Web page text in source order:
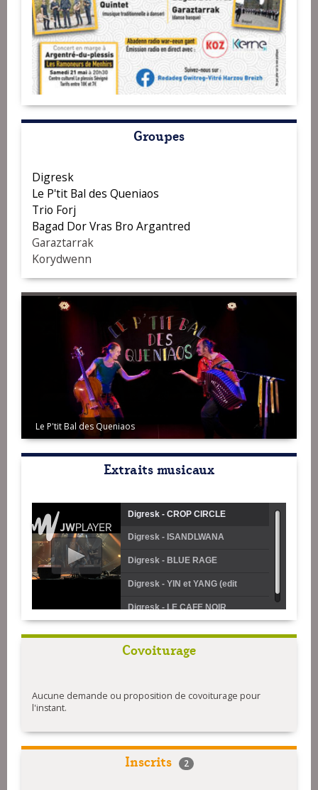
Groupes
Digresk
Le P'tit Bal des Queniaos
Trio Forj
Bagad Dor Vras Bro Argantred
Garaztarrak
Korydwenn
Le P'tit Bal des Queniaos
Extraits musicaux
Digresk - CROP CIRCLE
Digresk - ISANDLWANA
Digresk - BLUE RAGE
Digresk - YIN et YANG (edit
radio)
Digresk - LE CAFE NOIR
Covoiturage
Aucune demande ou proposition de covoiturage pour
l'instant.
Inscrits 2